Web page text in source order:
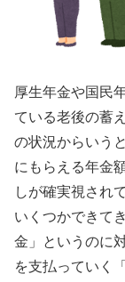
厚生年金や国民
ている老後の蓄
の状況からいう
にもらえる年金
しが確実視され
いくつかできて
金」というのに
を支払っていく